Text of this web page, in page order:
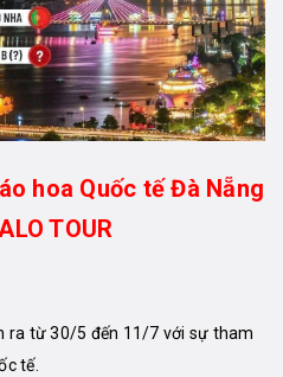
hoa Quốc tế Đà Nẵng
TOUR
ra từ 30/5 đến 11/7 với sự tham
tế.